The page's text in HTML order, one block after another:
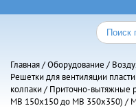
Главная/Оборудование /
Решетки для вентиляции
колпаки/ Приточно-вытяжные
МВ 150х150 до МВ 350х350) /